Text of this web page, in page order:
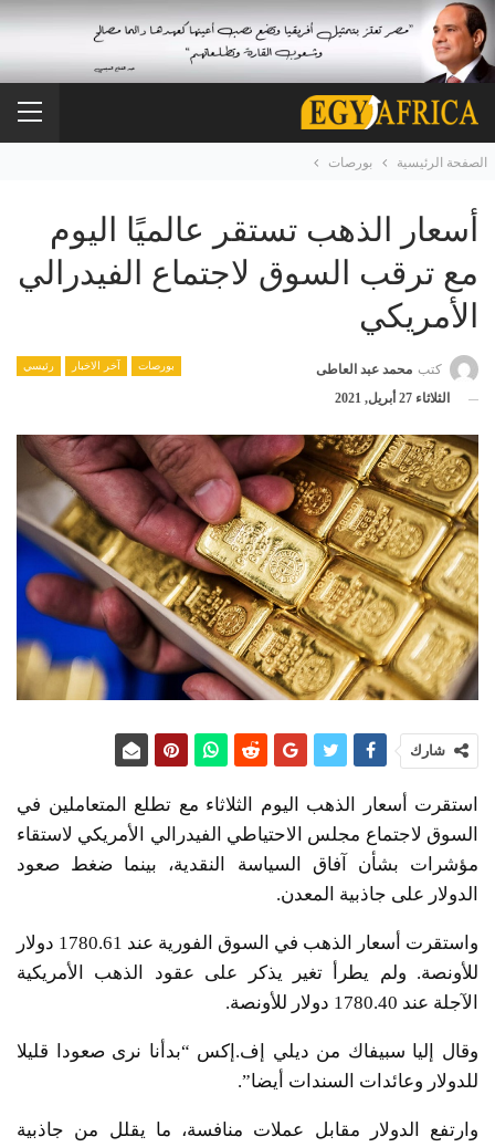
الصفحة الرئيسية بورصات
أسعار الذهب تستقر عالميًا اليوم
مع ترقب السوق لاجتماع الفيدرالي
الأمريكي
بورصات آخر الاخبار رئيسي كتب محمد عبد العاطى
الثلاثاء 27 أبريل, 2021
شارك
استقرت أسعار الذهب اليوم الثلاثاء مع تطلع المتعاملين في
السوق لاجتماع مجلس الاحتياطي الفيدرالي الأمريكي لاستقاء
مؤشرات بشأن آفاق السياسة النقدية، بينما ضغط صعود
الدولار على جاذبية المعدن.
واستقرت أسعار الذهب في السوق الفورية عند 1780.61 دولار
للأونصة. ولم يطرأ تغير يذكر على عقود الذهب الأمريكية
الآجلة عند 1780.40 دولار للأونصة.
وقال إليا سبيفاك من ديلي إف.إكس “بدأنا نرى صعودا قليلا
للدولار وعائدات السندات أيضا”.
وارتفع الدولار مقابل عملات منافسة، ما يقلل من جاذبية